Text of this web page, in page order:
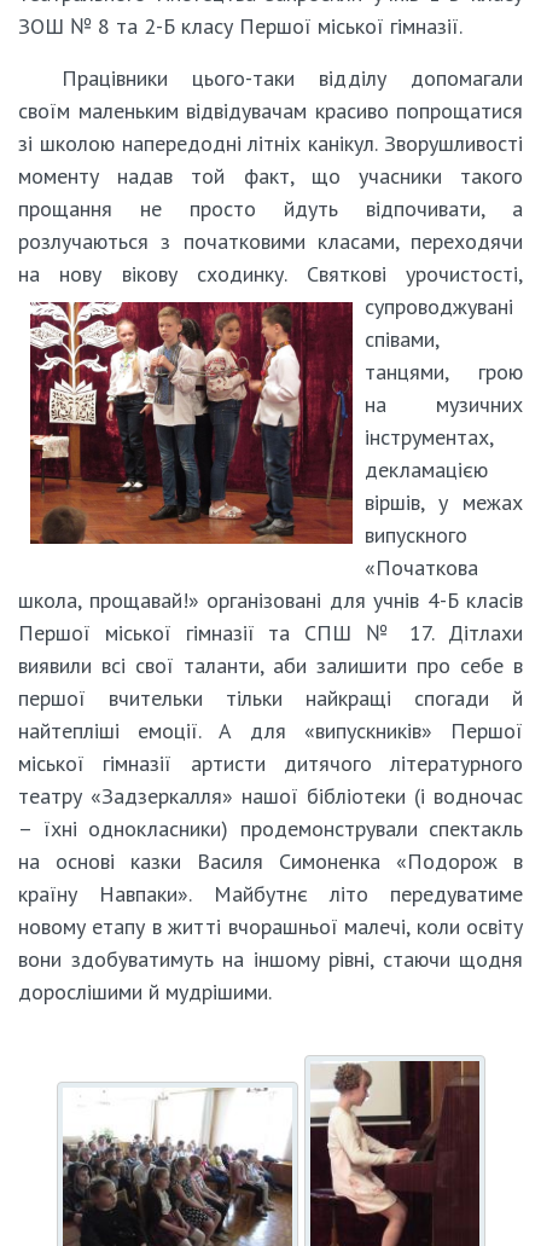
ЗОШ № 8 та 2-Б класу Першої міської гімназії.
Працівники цього-таки відділу допомагали
своїм маленьким відвідувачам красиво попрощатися
зі школою напередодні літніх канікул. Зворушливості
моменту надав той факт, що учасники такого
прощання не просто йдуть відпочивати, а
розлучаються з початковими класами, переходячи
на нову вікову сходинку. Святкові урочистості,
супроводжувані
співами,
танцями, грою
на музичних
інструментах,
декламацією
віршів, у межах
випускного
«Початкова
школа, прощавай!» організовані для учнів 4-Б класів
Першої міської гімназії та СПШ № 17. Дітлахи
виявили всі свої таланти, аби залишити про себе в
першої вчительки тільки найкращі спогади й
найтепліші емоції. А для «випускників» Першої
міської гімназії артисти дитячого літературного
театру «Задзеркалля» нашої бібліотеки (і водночас
– їхні однокласники) продемонстрували спектакль
на основі казки Василя Симоненка «Подорож в
країну Навпаки». Майбутнє літо передуватиме
новому етапу в житті вчорашньої малечі, коли освіту
вони здобуватимуть на іншому рівні, стаючи щодня
дорослішими й мудрішими.